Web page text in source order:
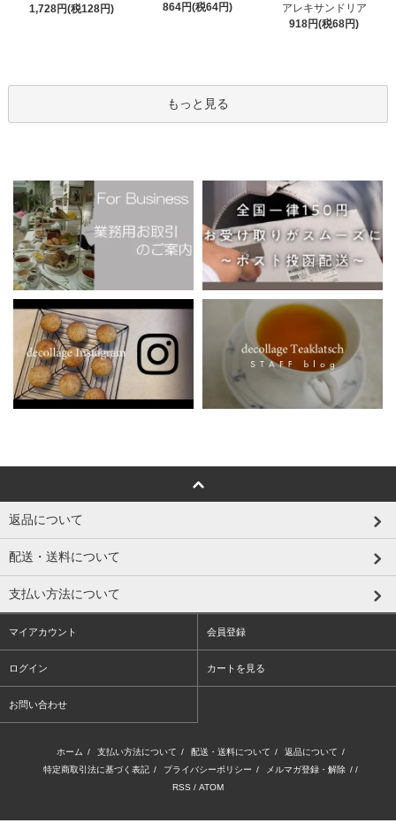
1,728円(税128円)
864円(税64円)
アレキサンドリア
918円(税68円)
もっと見る
返品について
配送・送料について
支払い方法について
マイアカウント 会員登録
ログイン カートを見る
お問い合わせ
ホーム / 支払い方法について / 配送・送料について / 返品について /
特定商取引法に基づく表記 / プライバシーポリシー / メルマガ登録・解除 / /
RSS / ATOM